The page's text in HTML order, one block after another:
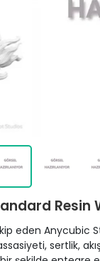
Resin
eden Anycubic
sertlik,